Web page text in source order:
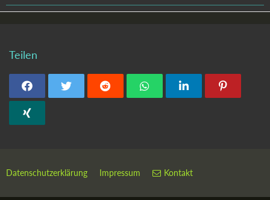
Teilen
Datenschutzerklärung Impressum Kontakt